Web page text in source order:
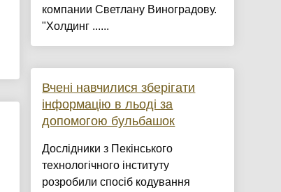
компании Светлану Виноградову.
"Холдинг ......
Вчені навчилися зберігати
інформацію в льоді за
допомогою бульбашок
Дослідники з Пекінського
технологічного інституту
розробили спосіб кодування